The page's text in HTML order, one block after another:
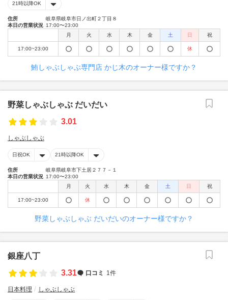
21時以降OK
住所
岐阜県岐阜市日ノ出町２丁目８
本日の営業状況 17:00〜23:00
月
火 水 木 金 土 日 祝
17:00~23:00 休
鮪しゃぶしゃぶ専門店 かじ木のオーナー様ですか？
野菜しゃぶしゃぶ だいだい
3.01
しゃぶしゃぶ
日祝OK 21時以降OK
住所
岐阜県岐阜市下土居２７７－１
本日の営業状況 17:00〜23:00
月
火 水 木 金 土 日 祝
17:00~23:00 休
野菜しゃぶしゃぶ だいだいのオーナー様ですか？
銀座八丁
3.31
口コミ 1件
日本料理 しゃぶしゃぶ